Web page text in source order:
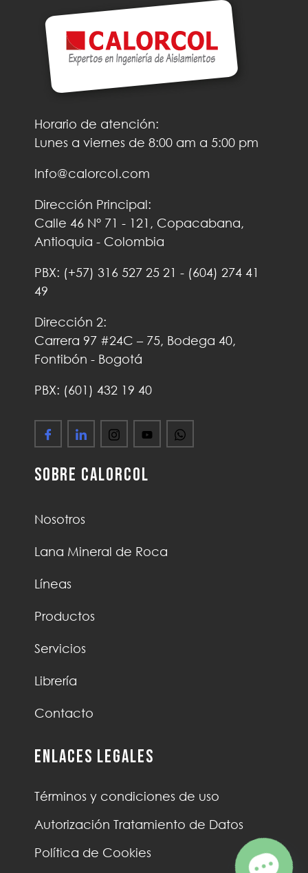
Horario de atención:
Lunes a viernes de 8:00 am a 5:00 pm
Info@calorcol.com
Dirección Principal:
Calle 46 N° 71 - 121, Copacabana,
Antioquia - Colombia
PBX: (+57) 316 527 25 21 - (604) 274 41
49
Dirección 2:
Carrera 97 #24C – 75, Bodega 40,
Fontibón - Bogotá
PBX: (601) 432 19 40
Sobre Calorcol
Nosotros
Lana Mineral de Roca
Líneas
Productos
Servicios
Librería
Contacto
Enlaces Legales
Términos y condiciones de uso
Autorización Tratamiento de Datos
Política de Cookies